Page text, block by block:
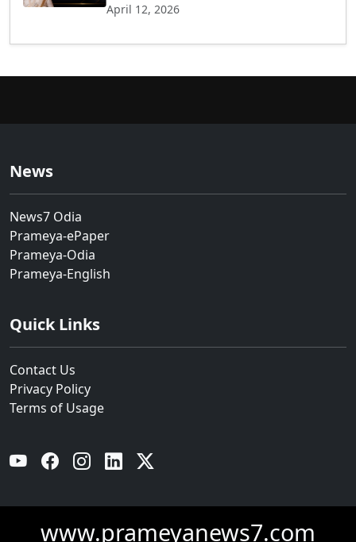
April 12, 2026
News
News7 Odia
Prameya-ePaper
Prameya-Odia
Prameya-English
Quick Links
Contact Us
Privacy Policy
Terms of Usage
YouTube Facebook Instagram Linkedin
www.prameyanews7.com